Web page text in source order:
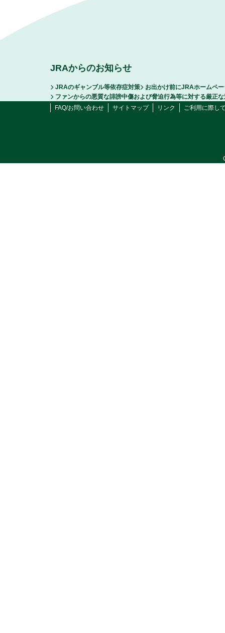
JRAからのお知らせ
JRAのギャンブル等依存症対策
お出かけ前にJRAホームペ
ファンからの悪質な誹謗中傷および脅迫行為等に対する厳正
FAQ/お問い合わせ
サイトマップ リンク ご利用に際し